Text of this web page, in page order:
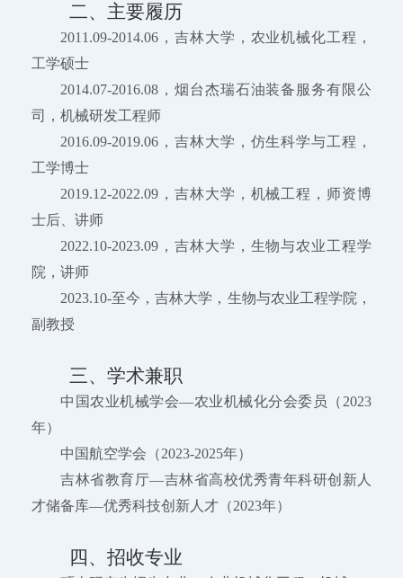
二、主要履历
2011.09-2014.06，吉林大学，农业机械化工程，
工学硕士
2014.07-2016.08，烟台杰瑞石油装备服务有限公
司，机械研发工程师
2016.09-2019.06，吉林大学，仿生科学与工程，
工学博士
2019.12-2022.09，吉林大学，机械工程，师资博
士后、讲师
2022.10-2023.09，吉林大学，生物与农业工程学
院，讲师
2023.10-至今，吉林大学，生物与农业工程学院，
副教授
三、学术兼职
中国农业机械学会—农业机械化分会委员（2023
年）
中国航空学会（2023-2025年）
吉林省教育厅—吉林省高校优秀青年科研创新人
才储备库—优秀科技创新人才（2023年）
四、招收专业